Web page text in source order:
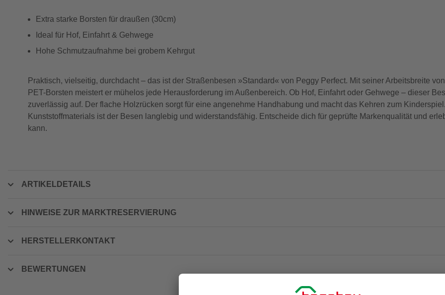
Extra starke Borsten für draußen (30cm)
Ideal für Hof, Einfahrt & Gehwege
Hohe Schmutzaufnahme bei grobem Kehrgut
Praktisch, vielseitig, durchdacht – das ist der Straßenbesen »Standard« von Peggy Perfect. Mit seiner Arbeitsbreite
PET-Borsten meistert er mühelos jede Herausforderung im Außenbereich. Ob Hof, Einfahrt oder Gehwege – dieser
zuverlässig auf. Der flache Holzrücken sorgt für eine angenehme Handhabung und macht das Kehren zum
Kunststoffmaterials ist der Besen langlebig und widerstandsfähig. Entscheide dich für geprüfte Markenqualität und
kann.
ARTIKELDETAILS
HINWEISE ZUR MARKTRESERVIERUNG
HERSTELLERKONTAKT
BEWERTUNGEN